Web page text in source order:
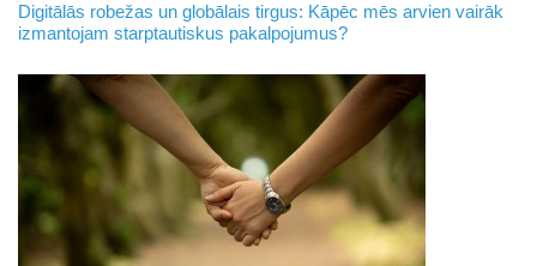
Digitālās robežas un globālais tirgus: Kāpēc mēs arvien vairāk
izmantojam starptautiskus pakalpojumus?